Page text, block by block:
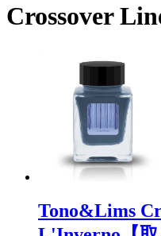
Crossover
Tono&Lims